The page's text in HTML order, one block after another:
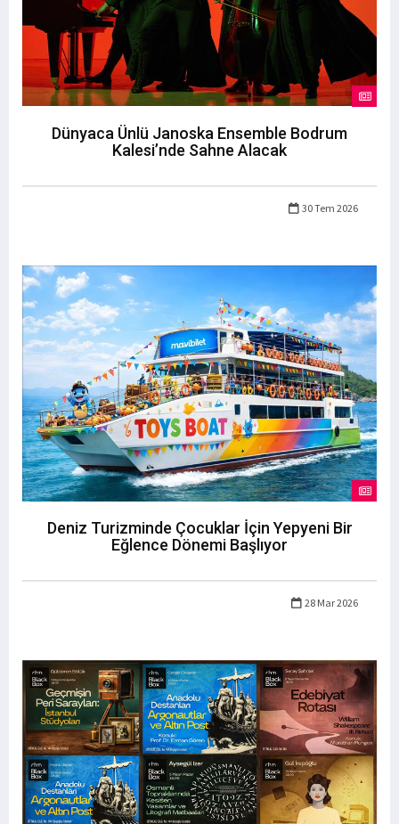
Dünyaca Ünlü Janoska Ensemble Bodrum
Kalesi’nde Sahne Alacak
30 Tem 2026
Deniz Turizminde Çocuklar İçin Yepyeni Bir
Eğlence Dönemi Başlıyor
28 Mar 2026